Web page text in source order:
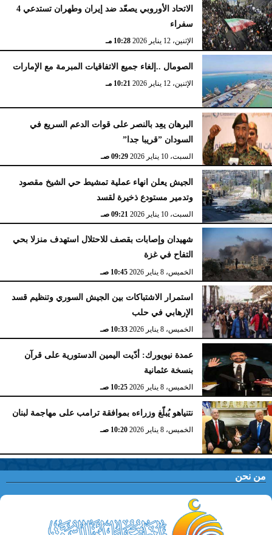
الاتحاد الأوروبي يصعّد ضد إيران وطهران تستدعي 4
سفراء
الإثنين، 12 يناير 2026 10:28 مـ
الصومال ..إلغاء جميع الاتفاقيات المبرمة مع الإمارات
الإثنين، 12 يناير 2026 10:21 مـ
البرهان يعِد بالنصر على قوات الدعم السريع في
السودان ”قريبا جدا”
السبت، 10 يناير 2026 09:29 صـ
الجيش يعلن انهاء عملية تمشيط حي الشيخ مقصود
وتدمير مستودع ذخيرة لقسد
السبت، 10 يناير 2026 09:21 صـ
شهيدان وإصابات بقصف للاحتلال استهدف منزلا بحي
التفاح في غزة
الخميس، 8 يناير 2026 10:45 صـ
استمرار الاشتباكات بين الجيش السوري وتنظيم قسد
الإرهابي في حلب
الخميس، 8 يناير 2026 10:33 صـ
عمدة نيويورك: أدّيت اليمين الدستورية على قرآن
بنسخة عثمانية
الخميس، 8 يناير 2026 10:25 صـ
نتنياهو يُبلّغ وزراءه بموافقة ترامب على مهاجمة لبنان
الخميس، 8 يناير 2026 10:20 صـ
من نحن